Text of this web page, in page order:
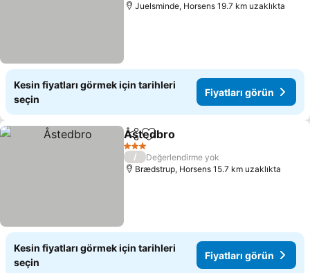
Juelsminde, Horsens 19.7 km uzaklıkta
Kesin fiyatları görmek için tarihleri
seçin
Fiyatları görün
PaylaşFavorilerime ekle
Åstedbro
3 Yıldız
/
Değerlendirme yok
Brædstrup, Horsens 15.7 km uzaklıkta
Kesin fiyatları görmek için tarihleri
seçin
Fiyatları görün